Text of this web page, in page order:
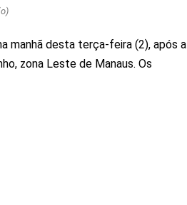
manhã desta terça-feira (2), após a
zona Leste de Manaus. Os